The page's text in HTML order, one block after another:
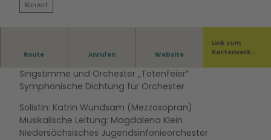
Konzert
Route Anrufen Website
Link zum
Kartenverka
Singstimme und Orchester „Totenfeier“
Symphonische Dichtung für Orchester
Solistin: Katrin Wundsam (Mezzosopran)
Musikalische Leitung: Magdalena Klein
Niedersächsisches Jugendsinfonieorchester